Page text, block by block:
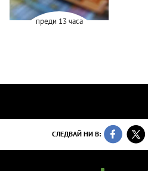
преди 13 часа
СЛЕДВАЙ НИ В: